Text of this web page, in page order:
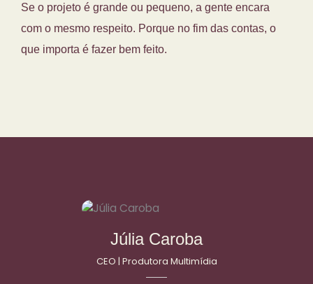
Se o projeto é grande ou pequeno, a gente encara
com o mesmo respeito. Porque no fim das contas, o
que importa é fazer bem feito.
Júlia Caroba
CEO | Produtora Multimídia